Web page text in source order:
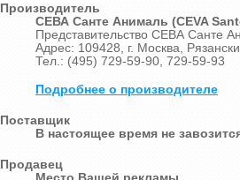
Производитель
СЕВА Санте Анималь (CEVA
Представительство СЕВА Санте
Адрес: 109428, г. Москва,
Тел.: (495) 729-59-90, 729-59-93
Подробнее о производителе
Поставщик
В настоящее время не
Продавец